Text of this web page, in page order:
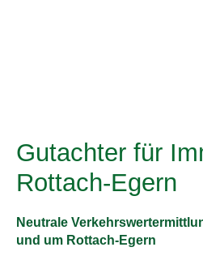
Gutachter für
Rottach-Egern
Neutrale
und um Rottach-Egern